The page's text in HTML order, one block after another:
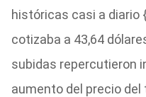
históricas casi a diario
cotizaba a 43,64
subidas repercutieron
aumento del precio del